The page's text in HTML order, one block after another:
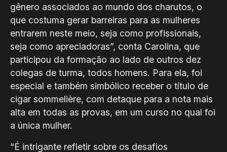
gênero associados ao mundo dos charutos, o
que costuma gerar barreiras para as mulheres
entrarem neste meio, seja como profissionais,
seja como apreciadoras”, conta Carolina, que
participou da formação ao lado de outros dez
colegas de turma, todos homens. Para ela, foi
especial e também simbólico receber o título de
cigar sommelière, com detaque para a nota mais
alta em todas as provas, em um curso no qual foi
a única mulher.
“É intrigante refletir sobre os desafios